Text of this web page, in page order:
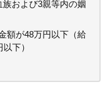
および3親等内の姻
額が48万円以下（給
下）